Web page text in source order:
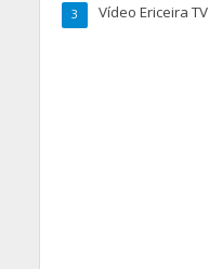
Vídeo Ericeira TV
3